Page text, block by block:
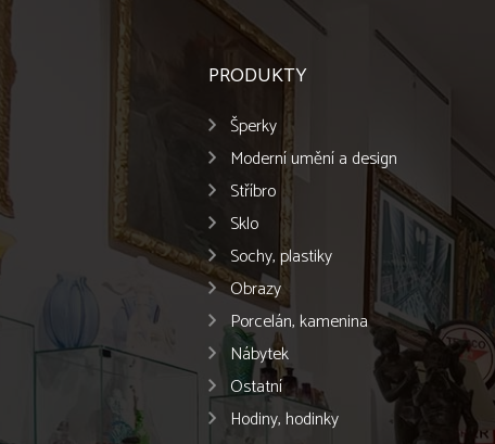
PRODUKTY
Šperky
Moderní umění a design
Stříbro
Sklo
Sochy, plastiky
Obrazy
Porcelán, kamenina
Nábytek
Ostatní
Hodiny, hodinky